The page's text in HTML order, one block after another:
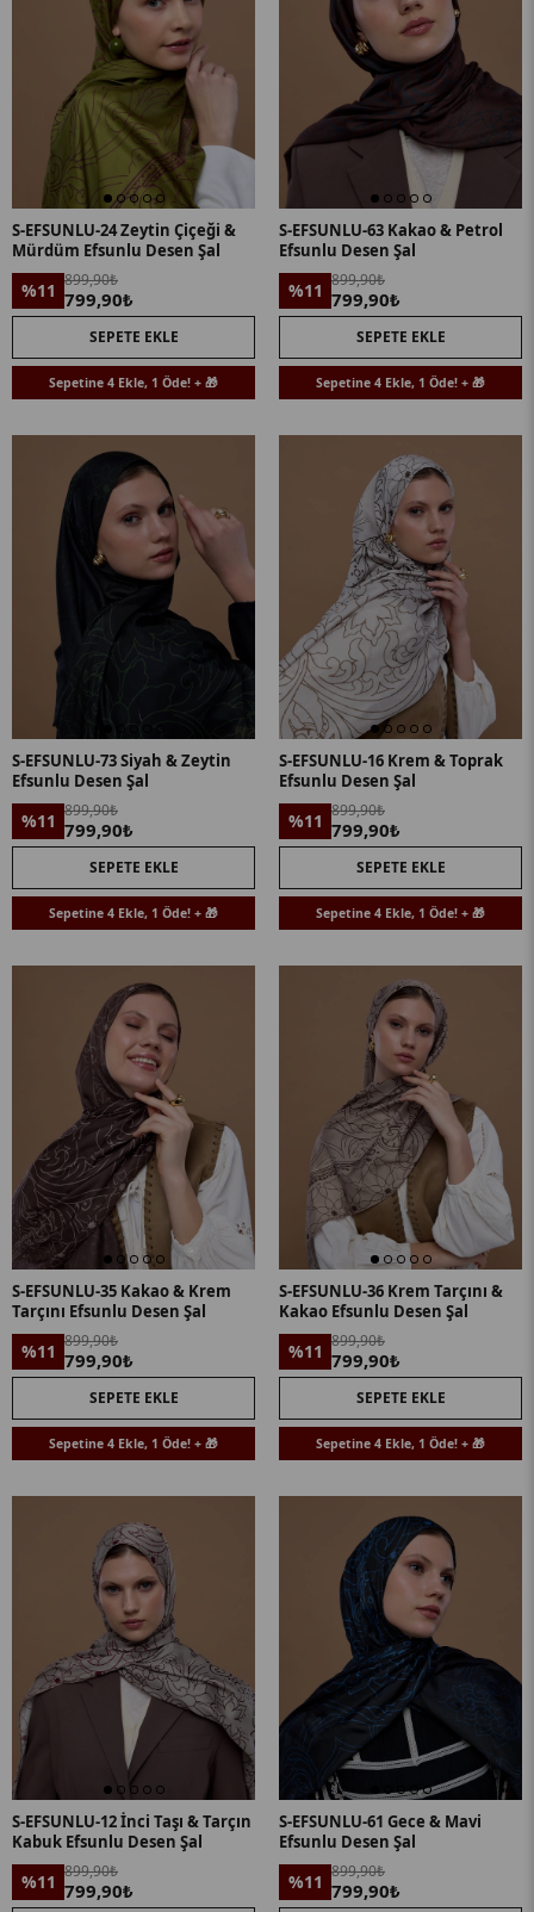
S-EFSUNLU-24 Zeytin Çiçeği &
Mürdüm Efsunlu Desen Şal
%11 899,90₺
799,90₺
SEPETE EKLE
Sepetine 4 Ekle, 1 Öde! + 🎁
S-EFSUNLU-63 Kakao & Petrol
Efsunlu Desen Şal
%11 899,90₺
799,90₺
SEPETE EKLE
Sepetine 4 Ekle, 1 Öde! + 🎁
S-EFSUNLU-73 Siyah & Zeytin
Efsunlu Desen Şal
%11 899,90₺
799,90₺
SEPETE EKLE
Sepetine 4 Ekle, 1 Öde! + 🎁
S-EFSUNLU-16 Krem & Toprak
Efsunlu Desen Şal
%11 899,90₺
799,90₺
SEPETE EKLE
Sepetine 4 Ekle, 1 Öde! + 🎁
S-EFSUNLU-35 Kakao & Krem
Tarçını Efsunlu Desen Şal
%11 899,90₺
799,90₺
SEPETE EKLE
Sepetine 4 Ekle, 1 Öde! + 🎁
S-EFSUNLU-36 Krem Tarçını &
Kakao Efsunlu Desen Şal
%11 899,90₺
799,90₺
SEPETE EKLE
Sepetine 4 Ekle, 1 Öde! + 🎁
S-EFSUNLU-12 İnci Taşı & Tarçın
Kabuk Efsunlu Desen Şal
%11 899,90₺
799,90₺
S-EFSUNLU-61 Gece & Mavi
Efsunlu Desen Şal
%11 899,90₺
799,90₺